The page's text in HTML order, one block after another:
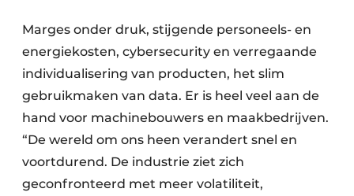
Marges onder druk, stijgende personeels- en
energiekosten, cybersecurity en verregaande
individualisering van producten, het slim
gebruikmaken van data. Er is heel veel aan de
hand voor machinebouwers en maakbedrijven.
“De wereld om ons heen verandert snel en
voortdurend. De industrie ziet zich
geconfronteerd met meer volatiliteit,